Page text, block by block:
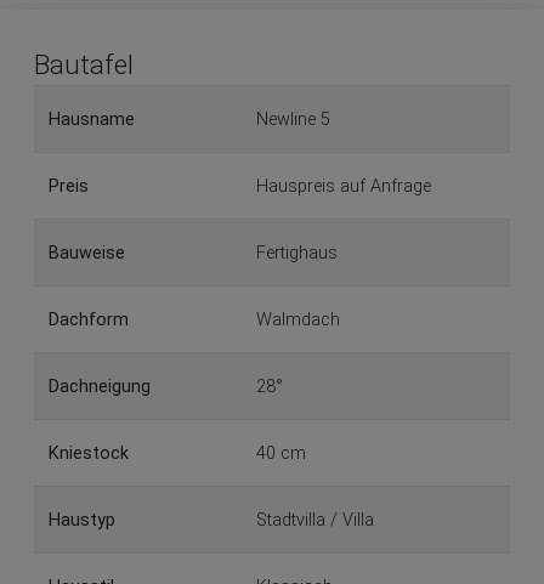
Bautafel
Hausname Newline 5
Preis Hauspreis auf Anfrage
Bauweise Fertighaus
Dachform Walmdach
Dachneigung 28°
Kniestock 40 cm
Haustyp Stadtvilla / Villa